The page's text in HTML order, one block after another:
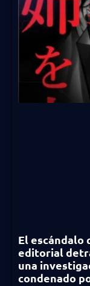
El escándalo
editorial
una
condenado